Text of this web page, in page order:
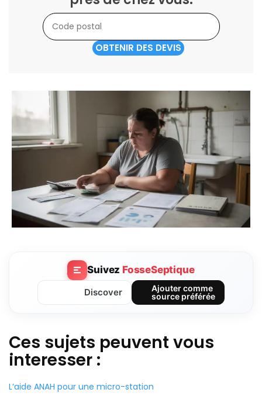
OBTENIR DES DEVIS
Suivez FosseSeptique
Discover
Ajouter comme
source préférée
Ces sujets peuvent vous
interesser :
L’aide ANAH pour une micro-station